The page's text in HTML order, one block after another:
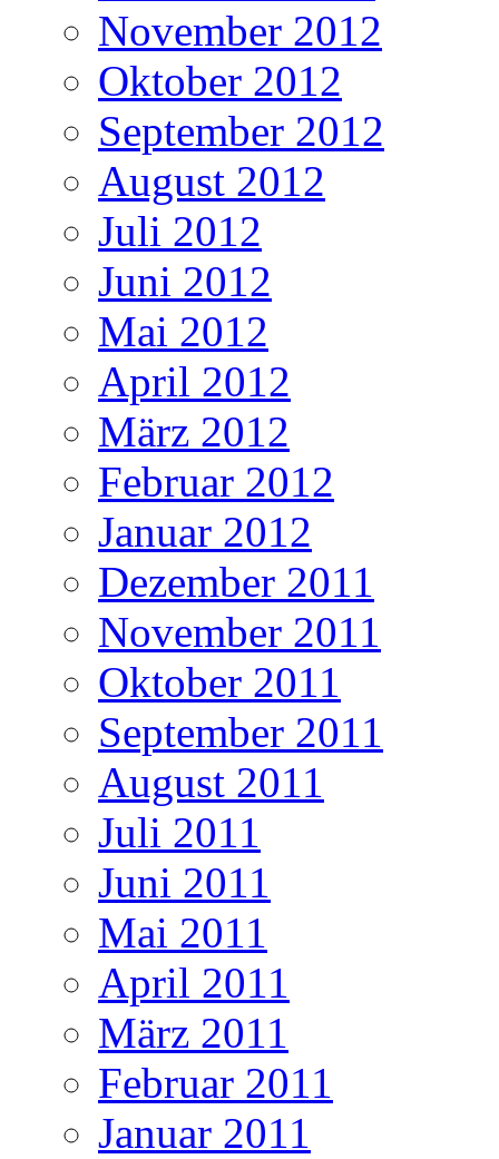
November 2012
Oktober 2012
September 2012
August 2012
Juli 2012
Juni 2012
Mai 2012
April 2012
März 2012
Februar 2012
Januar 2012
Dezember 2011
November 2011
Oktober 2011
September 2011
August 2011
Juli 2011
Juni 2011
Mai 2011
April 2011
März 2011
Februar 2011
Januar 2011